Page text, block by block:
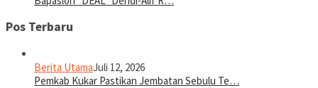
Pos Terbaru
Berita UtamaJuli 12, 2026
Pemkab Kukar Pastikan Jembatan Sebulu Te…